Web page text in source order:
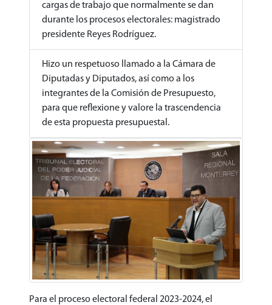
cargas de trabajo que normalmente se dan
durante los procesos electorales: magistrado
presidente Reyes Rodríguez.
Hizo un respetuoso llamado a la Cámara de
Diputadas y Diputados, así como a los
integrantes de la Comisión de Presupuesto,
para que reflexione y valore la trascendencia
de esta propuesta presupuestal.
Para el proceso electoral federal 2023-2024, el